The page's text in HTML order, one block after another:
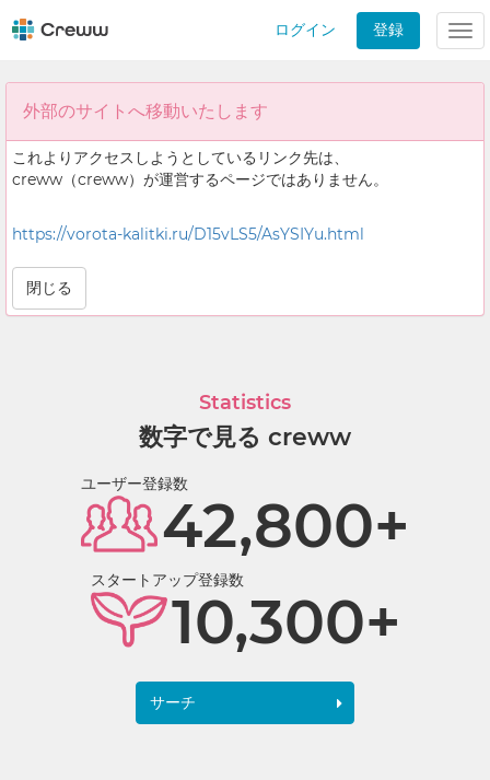
ログイン 登録
外部のサイトへ移動いたします
これよりアクセスしようとしているリンク先は、
creww（creww）が運営するページではありません。
https://vorota-kalitki.ru/D15vLS5/AsYSIYu.html
閉じる
Statistics
数字で見る creww
ユーザー登録数
42,800+
スタートアップ登録数
10,300+
サーチ